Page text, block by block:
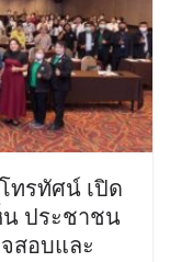
ทรทัศน์ เปิด
น ประชาชน
สอบและ